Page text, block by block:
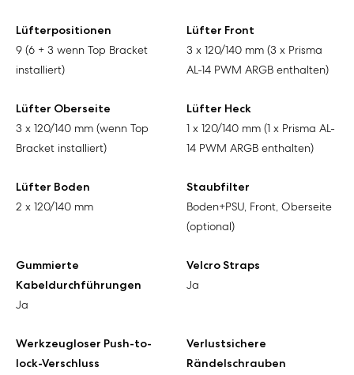
Lüfterpositionen
9 (6 + 3 wenn Top Bracket
installiert)
Lüfter Front
3 x 120/140 mm (3 x Prisma
AL-14 PWM ARGB enthalten)
Lüfter Oberseite
3 x 120/140 mm (wenn Top
Bracket installiert)
Lüfter Heck
1 x 120/140 mm (1 x Prisma AL-
14 PWM ARGB enthalten)
Lüfter Boden
2 x 120/140 mm
Staubfilter
Boden+PSU, Front, Oberseite
(optional)
Gummierte
Kabeldurchführungen
Ja
Velcro Straps
Ja
Werkzeugloser Push-to-
lock-Verschluss
Verlustsichere
Rändelschrauben